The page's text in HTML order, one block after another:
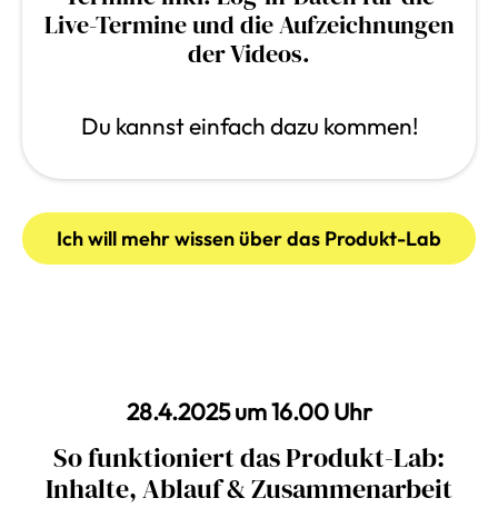
Live-Termine und die Aufzeichnungen
der Videos.
Du kannst einfach dazu kommen!
Ich will mehr wissen über das Produkt-Lab
28.4.2025 um 16.00 Uhr
So funktioniert das Produkt-Lab:
Inhalte, Ablauf & Zusammenarbeit